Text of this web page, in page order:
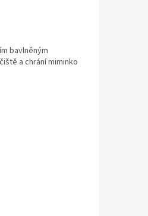
bavlněným
a chrání miminko